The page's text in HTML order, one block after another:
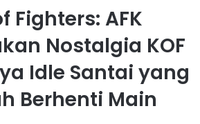
Fighters: AFK
Nostalgia KOF
Idle Santai yang
Berhenti Main